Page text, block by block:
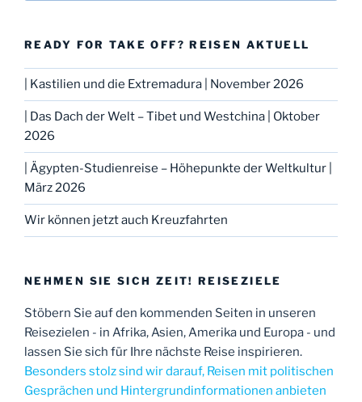
READY FOR TAKE OFF? REISEN AKTUELL
| Kastilien und die Extremadura | November 2026
| Das Dach der Welt – Tibet und Westchina | Oktober
2026
| Ägypten-Studienreise – Höhepunkte der Weltkultur |
März 2026
Wir können jetzt auch Kreuzfahrten
NEHMEN SIE SICH ZEIT! REISEZIELE
Stöbern Sie auf den kommenden Seiten in unseren
Reisezielen - in Afrika, Asien, Amerika und Europa - und
lassen Sie sich für Ihre nächste Reise inspirieren.
Besonders stolz sind wir darauf, Reisen mit politischen
Gesprächen und Hintergrundinformationen anbieten